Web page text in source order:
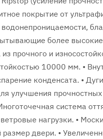
покрытие от
более
прочного и
10000 мм. •
конденсата. •
улучшения
система
нагрузки. •
двери. •